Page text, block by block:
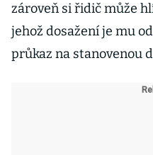
zároveň si řidič může
jehož dosažení je mu
průkaz na stanovenou